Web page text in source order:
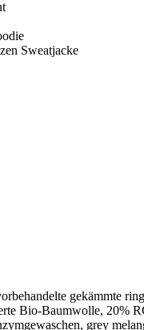
Sweatjacke
gekämmte
Bio-Baumwolle, 20%
grey